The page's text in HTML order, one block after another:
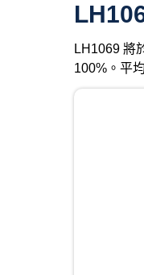
LH1069 將
100%。平